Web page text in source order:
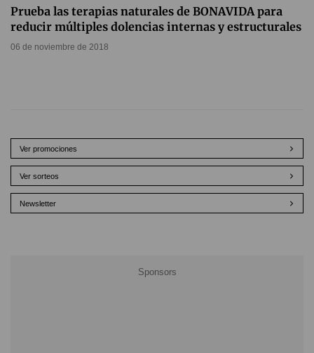
Prueba las terapias naturales de BONAVIDA para
reducir múltiples dolencias internas y estructurales
06 de noviembre de 2018
Ver promociones
Ver sorteos
Newsletter